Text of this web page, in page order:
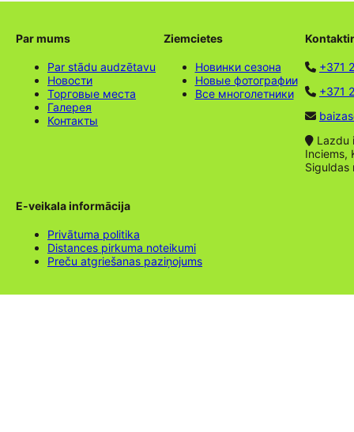
Par mums
Par stādu audzētavu
Новости
Торговые места
Галерея
Контакты
Ziemcietes
Новинки сезона
Новые фотографии
Все многолетники
+371
+371
Lazdu
Inciems,
Siguldas
E-veikala informācija
Privātuma politika
Distances pirkuma noteikumi
Preču atgriešanas paziņojums